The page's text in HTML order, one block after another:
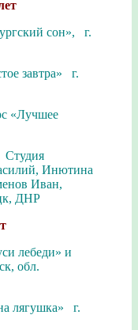
сон», г.
завтра» г.
«Лучшее
Инютина
Иван,
ДНР
лебеди» и
обл.
лягушка» г.